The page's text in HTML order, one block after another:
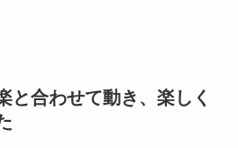
と合わせて動き、楽しく